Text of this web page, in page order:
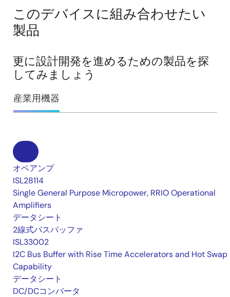
このデバイスに組み合わせたい
製品
更に設計開発を進めるための製品を探
してみましょう
産業用機器
オペアンプ
ISL28114
Single General Purpose Micropower, RRIO Operational
Amplifiers
データシート
2線式バスバッファ
ISL33002
I2C Bus Buffer with Rise Time Accelerators and Hot Swap
Capability
データシート
DC/DCコンバータ